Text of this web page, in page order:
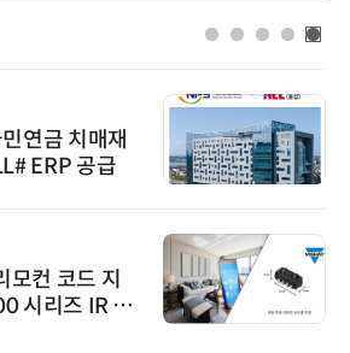
연금 치매재
ERP 공급
모컨 코드 지
시리즈 IR 수